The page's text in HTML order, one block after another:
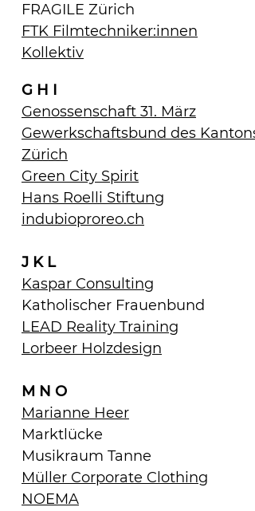
FRAGILE Zürich
FTK Filmtechniker:innen
Kollektiv
G H I
Genossenschaft 31. März
Gewerkschaftsbund des Kantons
Zürich
Green City Spirit
Hans Roelli Stiftung
indubioproreo.ch
J K L
Kaspar Consulting
Katholischer Frauenbund
LEAD Reality Training
Lorbeer Holzdesign
M N O
Marianne Heer
Marktlücke
Musikraum Tanne
Müller Corporate Clothing
NOEMA